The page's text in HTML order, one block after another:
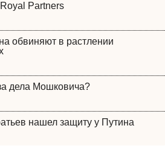
Partners
обвиняют в растлении
дела Мошковича?
нашел защиту у Путина